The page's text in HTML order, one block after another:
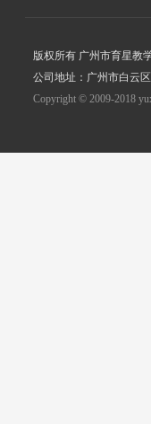
版权所有 广州市育星教
公司地址：广州市白云
Copyright © 2009-2018